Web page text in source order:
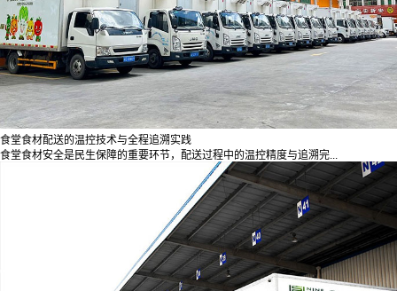
食堂食材配送的温控技术与全程追溯实践
食堂食材安全是民生保障的重要环节，配送过程中的温控精度与追溯完...